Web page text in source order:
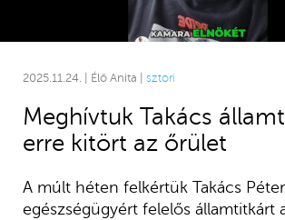
2025.11.24. | Élő Anita | sztori
Meghívtuk Takács
erre kitört az őrület
A múlt héten felkértük Takács Péter
egészségügyért felelős államtitkárt